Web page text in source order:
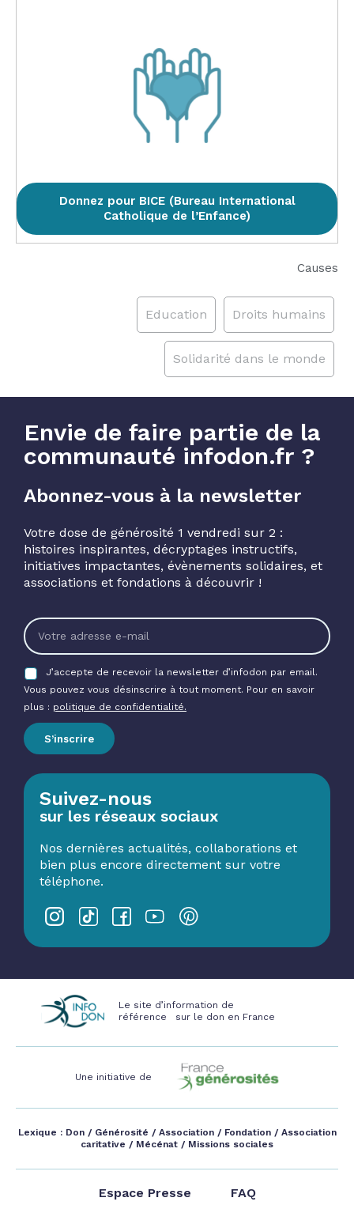
Donnez pour BICE (Bureau International
Catholique de l’Enfance)
Causes
Droits humains
Education
Solidarité dans le monde
Envie de faire partie de la
communauté infodon.fr ?
Abonnez-vous à la newsletter
Votre dose de générosité 1 vendredi sur 2 :
histoires inspirantes, décryptages instructifs,
initiatives impactantes, évènements solidaires, et
associations et fondations à découvrir !
J’accepte de recevoir la newsletter d’infodon par email.
Vous pouvez vous désinscrire à tout moment. Pour en savoir
plus : politique de confidentialité.
S’inscrire
Suivez-nous
sur les réseaux sociaux
Nos dernières actualités, collaborations et
bien plus encore directement sur votre
téléphone.
Le site d’information de
référence sur le don en France
Une initiative de
Lexique : Don/ Générosité / Association/ Fondation/ Association
caritative / Mécénat / Missions sociales
Espace Presse FAQ